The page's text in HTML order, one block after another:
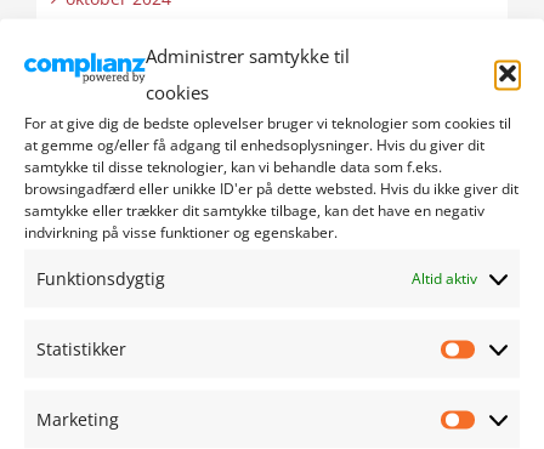
Administrer samtykke til
cookies
For at give dig de bedste oplevelser bruger vi teknologier som cookies til
at gemme og/eller få adgang til enhedsoplysninger. Hvis du giver dit
samtykke til disse teknologier, kan vi behandle data som f.eks.
browsingadfærd eller unikke ID'er på dette websted. Hvis du ikke giver dit
samtykke eller trækker dit samtykke tilbage, kan det have en negativ
indvirkning på visse funktioner og egenskaber.
Funktionsdygtig Altid aktiv
Statistikker
Marketing
september 2024
august 2024
juli 2024
juni 2024
maj 2024
april 2024
marts 2024